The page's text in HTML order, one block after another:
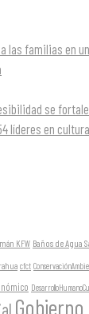
las familias en
se
líderes en
KFW Baños de Agua
cfct